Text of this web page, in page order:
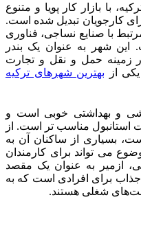
با بازار کار پویا و متنوع
کارجویان تبدیل شده است.
با صنایع نساجی، فناوری
این شهر به عنوان یک بندر
حمل و نقل و تجارت
از بهترین شهرهای ترکیه
و بهداشتی خوبی است و
استانبول مناسب‌ تر است. از
بسیاری از ساکنان آن به
می‌ تواند برای کارمندان
ازمیر به عنوان یک مقصد
برای افرادی است که به
شغلی هستند​.